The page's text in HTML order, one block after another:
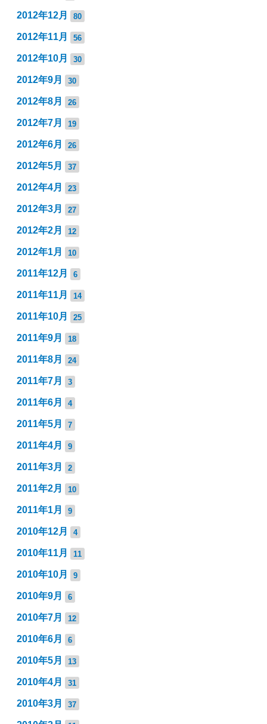
2012年12月 80
2012年11月 56
2012年10月 30
2012年9月 30
2012年8月 26
2012年7月 19
2012年6月 26
2012年5月 37
2012年4月 23
2012年3月 27
2012年2月 12
2012年1月 10
2011年12月 6
2011年11月 14
2011年10月 25
2011年9月 18
2011年8月 24
2011年7月 3
2011年6月 4
2011年5月 7
2011年4月 9
2011年3月 2
2011年2月 10
2011年1月 9
2010年12月 4
2010年11月 11
2010年10月 9
2010年9月 6
2010年7月 12
2010年6月 6
2010年5月 13
2010年4月 31
2010年3月 37